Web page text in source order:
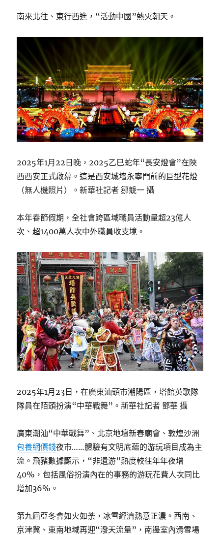
南來北往、東行西進，“活動中國”熱火朝天。
2025年1月22日晚，2025乙巳蛇年“長安燈會”在陜
西西安正式啟幕。這是西安城墻永寧門前的巨型花燈
（無人機照片）。新華社記者 鄒競一 攝
本年春節假期，全社會跨區域職員活動量超23億人
次、超1400萬人次中外職員收支境。
2025年1月23日，在廣東汕頭市潮陽區，塔館英歌隊
隊員在陌頭扮演“中華戰舞”。新華社記者 鄧華 攝
廣東潮汕“中華戰舞”、北京地壇新春廟會、敦煌沙洲
包養網價錢夜市……體驗有文明底蘊的游玩項目成為主
流。飛豬數據顯示，“非遺游”熱度較往年年夜增
40%，包括風俗扮演內在的事務的游玩花費人次同比
增加36%。
第九屆亞冬會如火如荼，冰雪經濟熱意正濃。西南、
京津冀、東南地域再迎“潑天流量”，南邊室內滑雪場